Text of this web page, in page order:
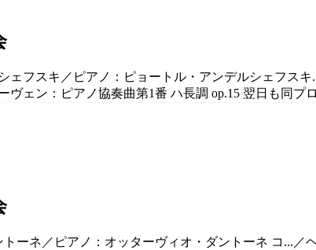
ェフスキ／ピアノ：ピョートル・アンデルシェフス
ェン：ピアノ協奏曲第1番 ハ長調 op.15 翌日も同プ
ーネ／ピアノ：オッターヴィオ・ダントーネ コ...